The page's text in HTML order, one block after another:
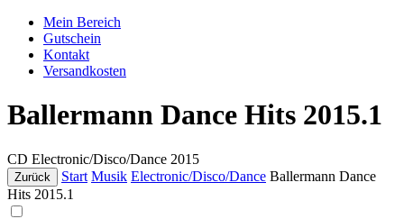
Mein Bereich
Gutschein
Kontakt
Versandkosten
Ballermann Dance Hits 2015.1
CD Electronic/Disco/Dance 2015
Zurück Start Musik Electronic/Disco/Dance Ballermann Dance
Hits 2015.1